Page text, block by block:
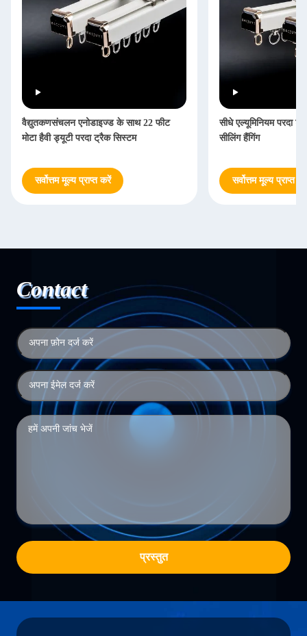
वैद्युतकणसंचलन एनोडाइज्ड के साथ 22 फीट
मोटा हैवी ड्यूटी परदा ट्रैक सिस्टम
सर्वोत्तम मूल्य प्राप्त करें
सीधे एल्यूमिनियम परदा
सीलिंग हैंगिंग
सर्वोत्तम मूल्य प्राप्त
Contact
प्रस्तुत